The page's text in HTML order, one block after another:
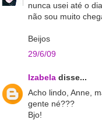
nunca usei até o
não sou muito
Beijos
29/6/09
Izabela disse...
Acho lindo, Anne,
gente né???
Bjo!